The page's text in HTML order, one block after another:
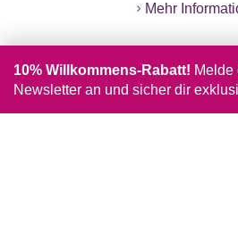
Mehr
10% Willkommens-Rabatt! Melde
Newsletter an und sicher dir